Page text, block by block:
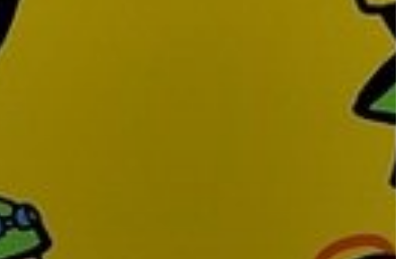
ÉS
KONCEPCIÓK